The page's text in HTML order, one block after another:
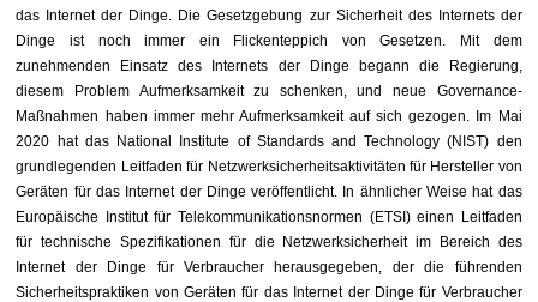
das Internet der Dinge. Die Gesetzgebung zur Sicherheit des Internets der
Dinge ist noch immer ein Flickenteppich von Gesetzen. Mit dem
zunehmenden Einsatz des Internets der Dinge begann die Regierung,
diesem Problem Aufmerksamkeit zu schenken, und neue Governance-
Maßnahmen haben immer mehr Aufmerksamkeit auf sich gezogen. Im Mai
2020 hat das National Institute of Standards and Technology (NIST) den
grundlegenden Leitfaden für Netzwerksicherheitsaktivitäten für Hersteller von
Geräten für das Internet der Dinge veröffentlicht. In ähnlicher Weise hat das
Europäische Institut für Telekommunikationsnormen (ETSI) einen Leitfaden
für technische Spezifikationen für die Netzwerksicherheit im Bereich des
Internet der Dinge für Verbraucher herausgegeben, der die führenden
Sicherheitspraktiken von Geräten für das Internet der Dinge für Verbraucher